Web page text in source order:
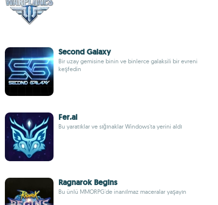
Second Galaxy
Bir uzay gemisine binin ve binlerce galaksili bir evreni
keşfedin
Fer.al
Bu yaratıklar ve sığınaklar Windows'ta yerini aldı
Ragnarok Begins
Bu ünlü MMORPG'de inanılmaz maceralar yaşayın